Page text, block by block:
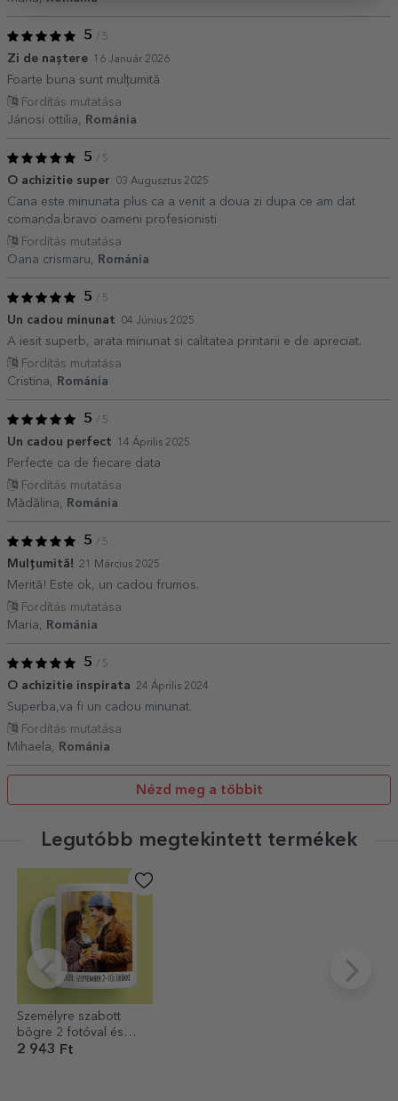
5 / 5
Zi de naștere 16 Január 2026
Foarte buna sunt mulțumită
Fordítás mutatása
Jánosi ottilia,
Románia
5 / 5
O achizitie super 03 Augusztus 2025
Cana este minunata plus ca a venit a doua zi dupa ce am dat
comanda.bravo oameni profesionisti
Fordítás mutatása
Oana crismaru,
Románia
5 / 5
Un cadou minunat 04 Június 2025
A iesit superb, arata minunat si calitatea printarii e de apreciat.
Fordítás mutatása
Cristina,
Románia
5 / 5
Un cadou perfect 14 Április 2025
Perfecte ca de fiecare data
Fordítás mutatása
Mădălina,
Románia
5 / 5
Mulțumită! 21 Március 2025
Merită! Este ok, un cadou frumos.
Fordítás mutatása
Maria,
Románia
5 / 5
O achizitie inspirata 24 Április 2024
Superba,va fi un cadou minunat.
Fordítás mutatása
Mihaela,
Románia
Nézd meg a többit
Legutóbb megtekintett termékek
Személyre szabott
bögre 2 fotóval és
szöveggel
2 943 Ft